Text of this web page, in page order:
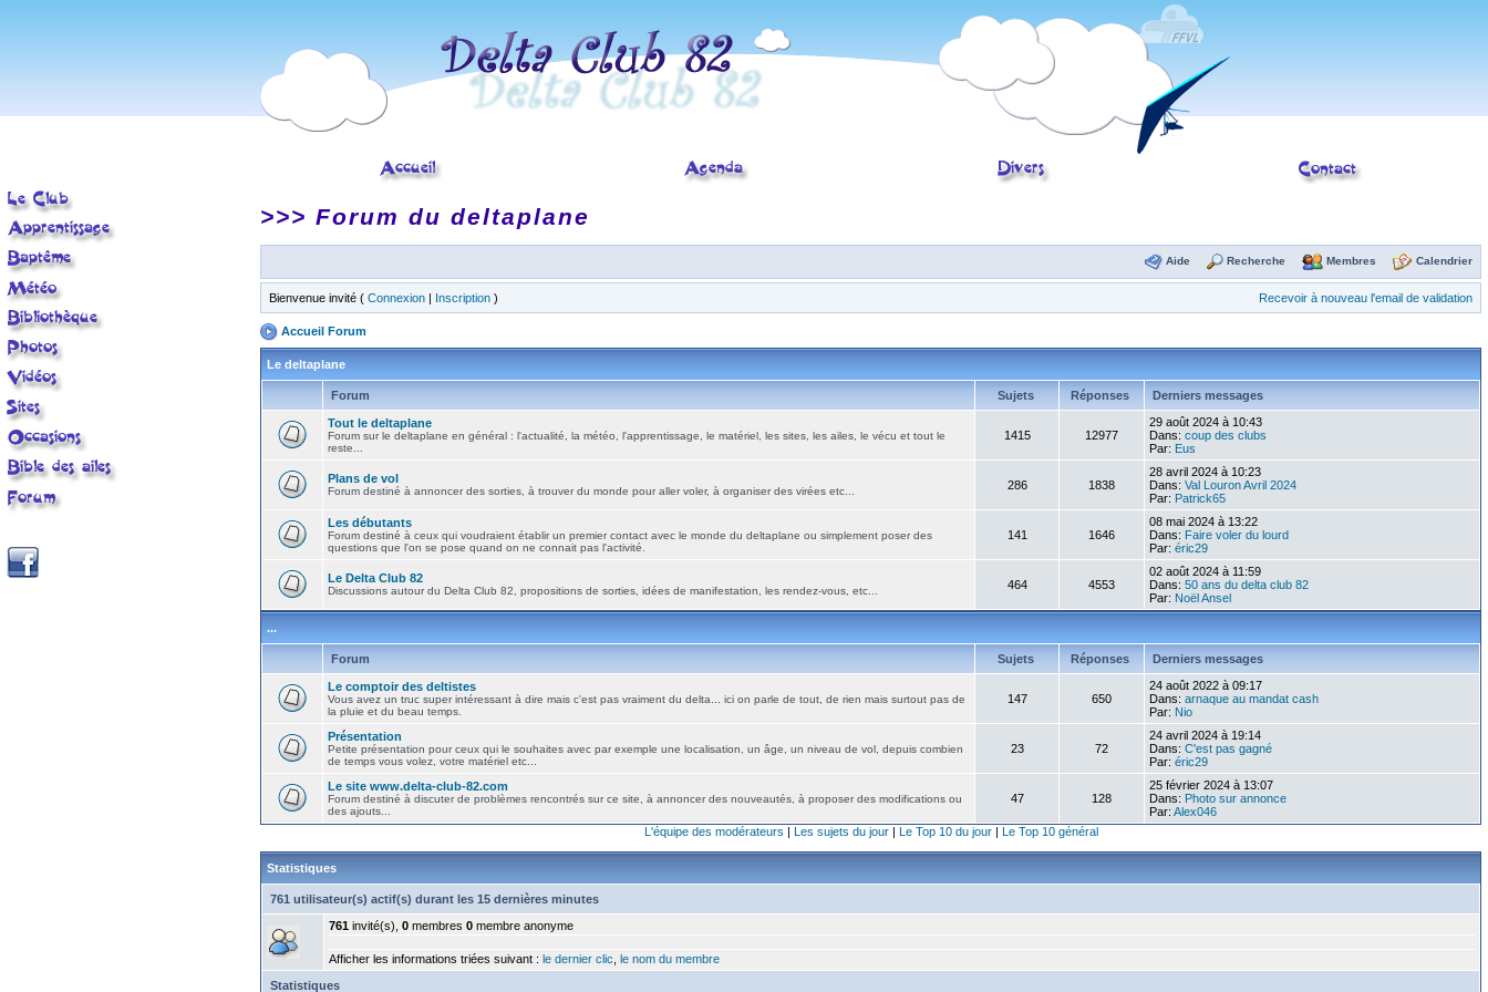
>>> Forum du deltaplane
Aide Recherche Membres Calendrier
Bienvenue invité ( Connexion | Inscription ) Recevoir à nouveau l'email de validation
Accueil Forum
Le deltaplane
Forum Sujets Réponses Derniers messages
Tout le deltaplane
Forum sur le deltaplane en général : l'actualité, la météo, l'apprentissage, le matériel, les sites, les ailes, le vécu et tout le
reste...
1415 12977
29 août 2024 à 10:43
Dans: coup des clubs
Par: Eus
Plans de vol
Forum destiné à annoncer des sorties, à trouver du monde pour aller voler, à organiser des virées etc... 286 1838
28 avril 2024 à 10:23
Dans: Val Louron Avril 2024
Par: Patrick65
Les débutants
Forum destiné à ceux qui voudraient établir un premier contact avec le monde du deltaplane ou simplement poser des
questions que l'on se pose quand on ne connait pas l'activité.
141 1646
08 mai 2024 à 13:22
Dans: Faire voler du lourd
Par: éric29
Le Delta Club 82
Discussions autour du Delta Club 82, propositions de sorties, idées de manifestation, les rendez-vous, etc... 464 4553
02 août 2024 à 11:59
Dans: 50 ans du delta club 82
Par: Noël Ansel
...
Forum Sujets Réponses Derniers messages
Le comptoir des deltistes
Vous avez un truc super intéressant à dire mais c'est pas vraiment du delta... ici on parle de tout, de rien mais surtout pas de
la pluie et du beau temps.
147 650
24 août 2022 à 09:17
Dans: arnaque au mandat cash
Par: Nio
Présentation
Petite présentation pour ceux qui le souhaites avec par exemple une localisation, un âge, un niveau de vol, depuis combien
de temps vous volez, votre matériel etc...
23 72
24 avril 2024 à 19:14
Dans: C'est pas gagné
Par: éric29
Le site www.delta-club-82.com
Forum destiné à discuter de problèmes rencontrés sur ce site, à annoncer des nouveautés, à proposer des modifications ou
des ajouts...
47 128
25 février 2024 à 13:07
Dans: Photo sur annonce
Par: Alex046
L'équipe des modérateurs | Les sujets du jour| Le Top 10 du jour| Le Top 10 général
Statistiques
761 utilisateur(s) actif(s) durant les 15 dernières minutes
761 invité(s), 0 membres 0 membre anonyme
Afficher les informations triées suivant : le dernier clic le nom du membre
Statistiques